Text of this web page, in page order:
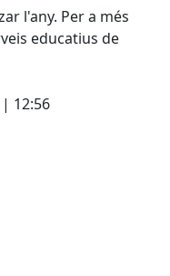
l'any. Per a més
educatius de
12:56